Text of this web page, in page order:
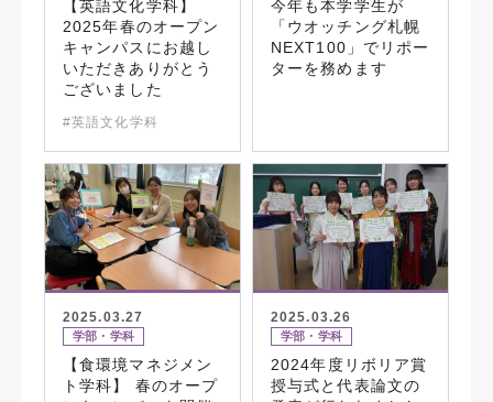
【英語文化学科】
2025年春のオープン
キャンパスにお越し
いただきありがとう
ございました
#英語文化学科
今年も本学学生が
「ウオッチング札幌
NEXT100」でリポー
ターを務めます
2025.03.27
学部・学科
【食環境マネジメン
ト学科】 春のオープ
2025.03.26
学部・学科
2024年度リボリア賞
授与式と代表論文の